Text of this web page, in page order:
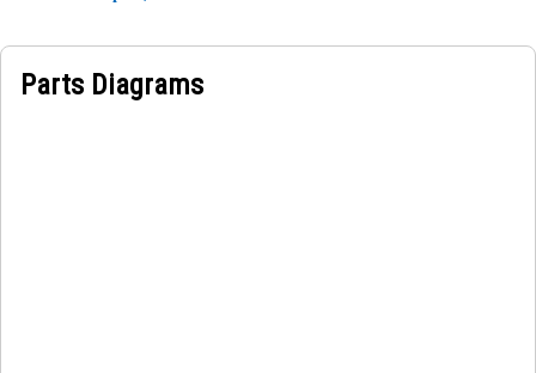
Parts Diagrams